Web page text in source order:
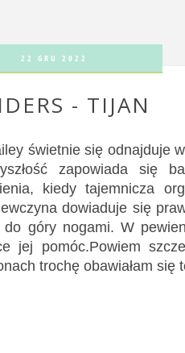
22 GRU 2022
- TIJAN
świetnie się odnajduje
zapowiada się
kiedy tajemnicza
dowiaduje się
do góry nogami. W
jej pomóc.Powiem
trochę obawiałam się